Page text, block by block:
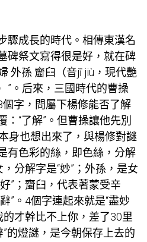
驟成長的時代。相傳東漢名
碑祭文寫得很是好，就在碑
外孫 齏臼（音jī jiù，現代艷
”。后來，三國時代的曹操
字，問屬下楊修能否了解
“了解”。但曹操讓他先別
身也想出來了，與楊修對謎
有色彩的絲，即色絲，分解
分解字是“妙”；外孫，是女
”；齏臼，代表著蒙受辛
”。4個字連起來就是“盡妙
的才幹比不上你，差了30里
”的燈謎，是今朝保存上去的